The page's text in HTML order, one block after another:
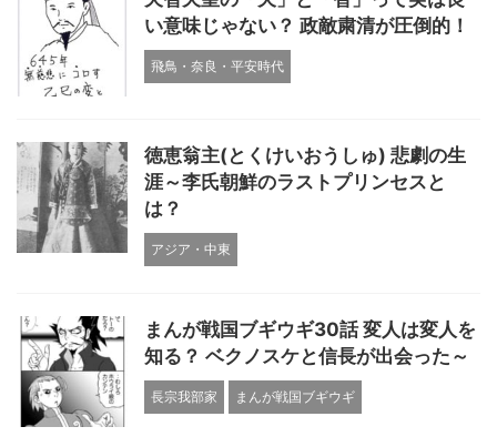
い意味じゃない？ 政敵粛清が圧倒的！
飛鳥・奈良・平安時代
徳恵翁主(とくけいおうしゅ) 悲劇の生
涯～李氏朝鮮のラストプリンセスと
は？
アジア・中東
まんが戦国ブギウギ30話 変人は変人を
知る？ ベクノスケと信長が出会った～
長宗我部家 まんが戦国ブギウギ